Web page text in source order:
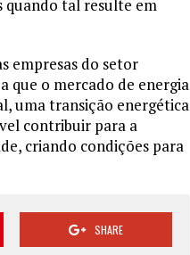
quando tal resulte em
empresas do setor
que o mercado de energia
uma transição energética
contribuir para a
criando condições para
SHARE